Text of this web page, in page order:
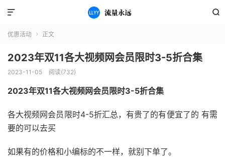


优惠活动  正文
2023年双11各大视频网会员限时3-5折合集
2023-11-05 阅读(732)
2023年双11各大视频网会员限时3-5折合集
各大视频网会员限时4-5折汇总，有贵了的有便宜了的 有需
要的可以去买
如果有的价格和小编标的不一样，就别下单了。